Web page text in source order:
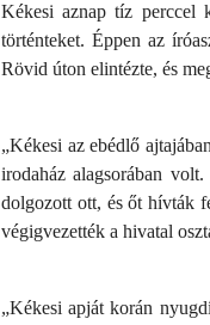
Kékesi aznap tíz perccel
történteket. Éppen az
Rövid úton elintézte, és
„Kékesi az ebédlő
irodaház alagsorában
dolgozott ott, és őt hívták
végigvezették a hivatal
„Kékesi apját korán